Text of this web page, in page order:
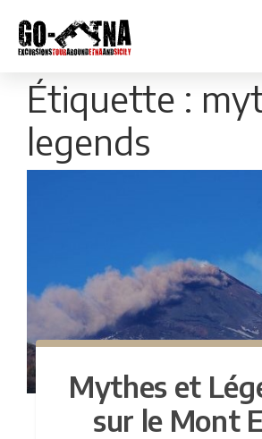
Étiquette :
legends
Mythes et
sur le Mont